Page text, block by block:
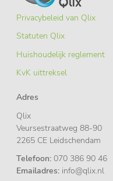
Privacybeleid van Qlix
Statuten Qlix
Huishoudelijk reglement
KvK uittreksel
Adres
Qlix
Veursestraatweg 88-90
2265 CE Leidschendam
Telefoon: 070 386 90 46
Emailadres: info@qlix.nl